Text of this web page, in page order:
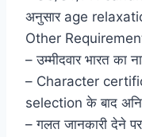
अनुसार age
Other
– उम्मीदवार भारत का
– Character
selection के बाद
– गलत जानकारी देने